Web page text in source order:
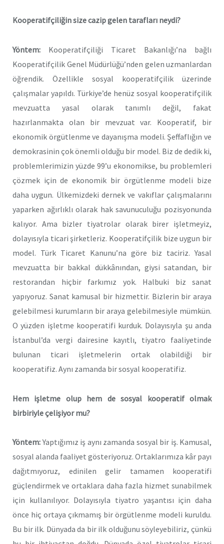
Kooperatifçiliğin size cazip gelen tarafları neydi?
Yöntem: Kooperatifçiliği Ticaret Bakanlığı’na bağlı
Kooperatifçilik Genel Müdürlüğü’nden gelen uzmanlardan
öğrendik. Özellikle sosyal kooperatifçilik üzerinde
çalışmalar yapıldı. Türkiye’de henüz sosyal kooperatifçilik
mevzuatta yasal olarak tanımlı değil, fakat
hazırlanmakta olan bir mevzuat var. Kooperatif, bir
ekonomik örgütlenme ve dayanışma modeli. Şeffaflığın ve
demokrasinin çok önemli olduğu bir model. Biz de dedik ki,
problemlerimizin yüzde 99’u ekonomikse, bu problemleri
çözmek için de ekonomik bir örgütlenme modeli bize
daha uygun. Ülkemizdeki dernek ve vakıflar çalışmalarını
yaparken ağırlıklı olarak hak savunuculuğu pozisyonunda
kalıyor. Ama bizler tiyatrolar olarak birer işletmeyiz,
dolayısıyla ticari şirketleriz. Kooperatifçilik bize uygun bir
model. Türk Ticaret Kanunu’na göre biz taciriz. Yasal
mevzuatta bir bakkal dükkânından, giysi satandan, bir
restorandan hiçbir farkımız yok. Halbuki biz sanat
yapıyoruz. Sanat kamusal bir hizmettir. Bizlerin bir araya
gelebilmesi kurumların bir araya gelebilmesiyle mümkün.
O yüzden işletme kooperatifi kurduk. Dolayısıyla şu anda
İstanbul’da vergi dairesine kayıtlı, tiyatro faaliyetinde
bulunan ticari işletmelerin ortak olabildiği bir
kooperatifiz. Aynı zamanda bir sosyal kooperatifiz.
Hem işletme olup hem de sosyal kooperatif olmak
birbiriyle çelişiyor mu?
Yöntem:Yaptığımız iş aynı zamanda sosyal bir iş. Kamusal,
sosyal alanda faaliyet gösteriyoruz. Ortaklarımıza kâr payı
dağıtmıyoruz, edinilen gelir tamamen kooperatifi
güçlendirmek ve ortaklara daha fazla hizmet sunabilmek
için kullanılıyor. Dolayısıyla tiyatro yaşantısı için daha
önce hiç ortaya çıkmamış bir örgütlenme modeli kuruldu.
Bu bir ilk. Dünyada da bir ilk olduğunu söyleyebiliriz, çünkü